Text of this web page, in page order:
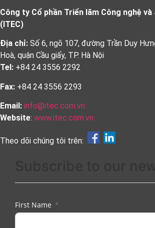
Công ty Cổ phần Triển lãm Công nghệ
(ITEC)
Địa chỉ: Số 6, ngõ 107, đường Trần Duy
Hoà, quận Cầu giấy, TP. Hà Nội
Tel: +84 24 3556 2292
Fax: +84 24 3556 2293
Email: info@itec.com.vn
Website: www.itec.com.vn
Theo dõi chúng tôi trên:
First Name